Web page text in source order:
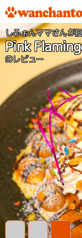
しふぉんママさんが
Pink
のレビュー